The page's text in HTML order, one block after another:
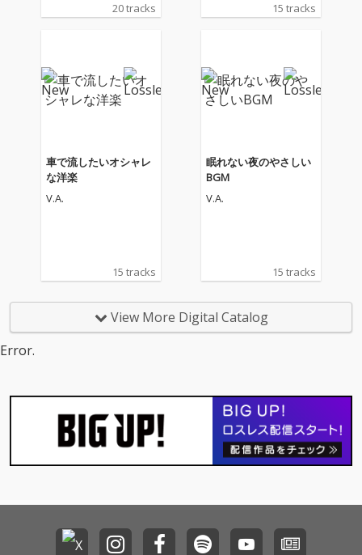
20 tracks 15 tracks
車で流したいオシャレ
な洋楽
V.A.
15 tracks
眠れない夜のやさしい
BGM
V.A.
15 tracks
View More Digital Catalog
Error.